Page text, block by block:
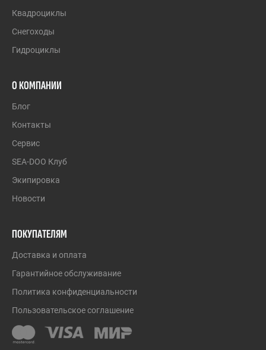
Квадроциклы
Снегоходы
Гидроциклы
О КОМПАНИИ
Блог
Контакты
Сервис
SEA-DOO Клуб
Экипировка
Новости
ПОКУПАТЕЛЯМ
Доставка и оплата
Гарантийное обслуживание
Политика конфиденциальности
Пользовательское соглашение